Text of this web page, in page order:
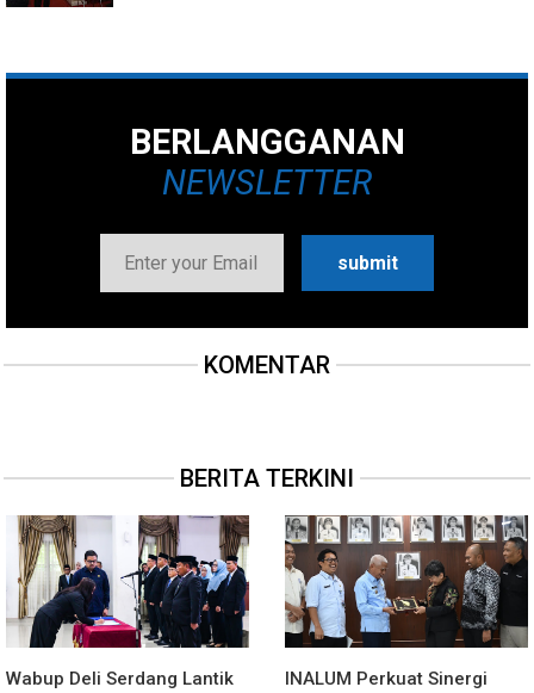
BERLANGGANAN
NEWSLETTER
KOMENTAR
BERITA TERKINI
Wabup Deli Serdang Lantik
INALUM Perkuat Sinergi